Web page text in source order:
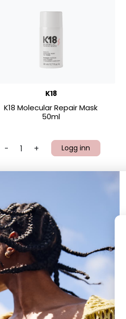
K18
K18 Molecular Repair Mask
50ml
- + Logg inn
073
15 68 00